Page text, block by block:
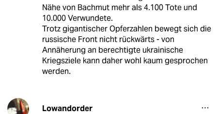
Nähe von Bachmut mehr als 4.100 Tote und
10.000 Verwundete.
Trotz gigantischer Opferzahlen bewegt sich die
russische Front nicht rückwärts - von
Annäherung an berechtigte ukrainische
Kriegsziele kann daher wohl kaum gesprochen
werden.
Lowandorder